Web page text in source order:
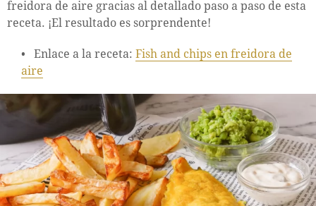
freidora de aire gracias al detallado paso a paso de esta
receta. ¡El resultado es sorprendente!
Enlace a la receta: Fish and chips en freidora de
aire